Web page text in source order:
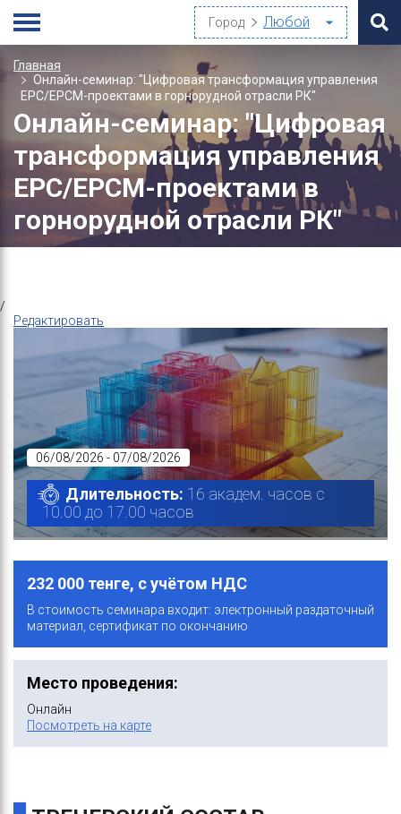
Город
Главная
Онлайн-семинар: "Цифровая трансформация управления
EPC/EPCM-проектами в горнорудной отрасли РК"
Онлайн-семинар: "Цифровая
трансформация управления
EPC/EPCM-проектами в
горнорудной отрасли РК"
/
Редактировать
06/08/2026 - 07/08/2026
Длительность: 16 академ. часов с
10.00 до 17.00 часов
232 000 тенге, с учётом НДС
В стоимость семинара входит: электронный раздаточный
материал, сертификат по окончанию
Место проведения:
Онлайн
Посмотреть на карте